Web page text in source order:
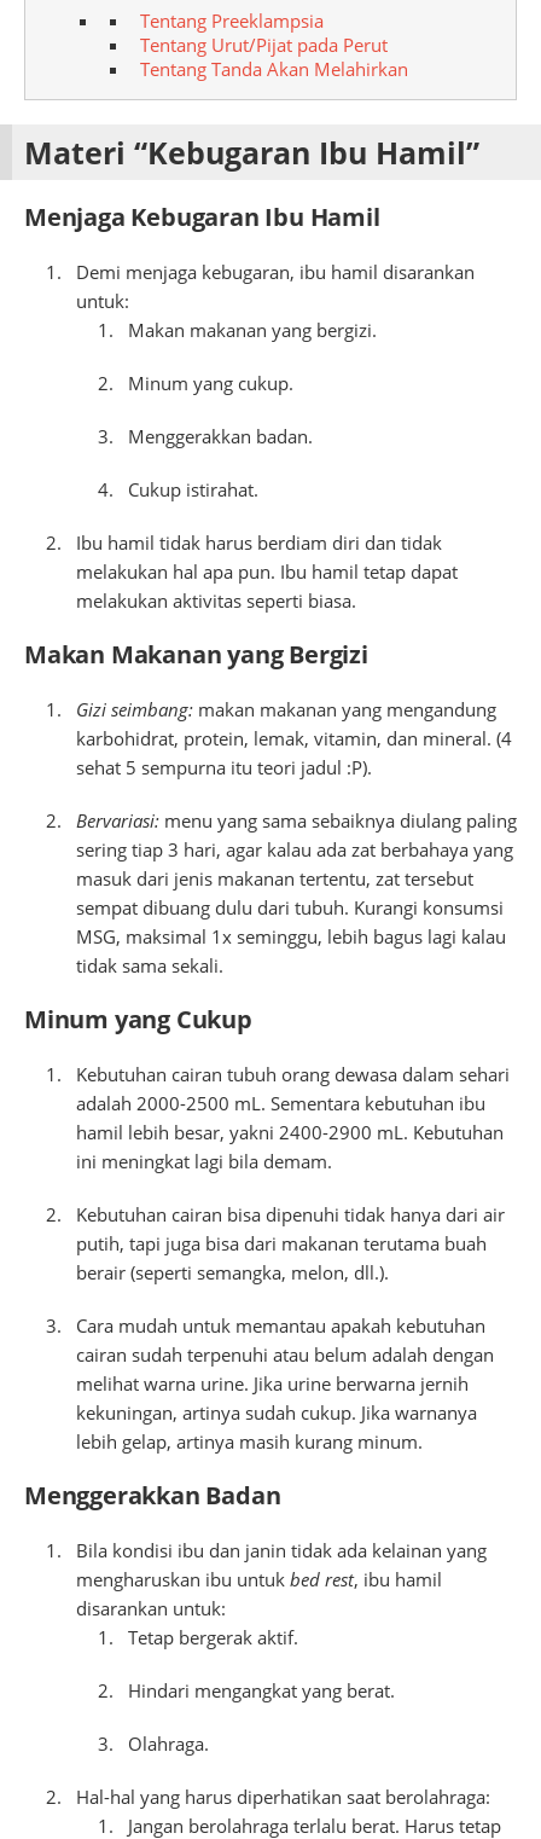
Tentang Preeklampsia
Tentang Urut/Pijat pada Perut
Tentang Tanda Akan Melahirkan
Materi “Kebugaran Ibu Hamil”
Menjaga Kebugaran Ibu Hamil
Demi menjaga kebugaran, ibu hamil disarankan
untuk:
Makan makanan yang bergizi.
Minum yang cukup.
Menggerakkan badan.
Cukup istirahat.
Ibu hamil tidak harus berdiam diri dan tidak
melakukan hal apa pun. Ibu hamil tetap dapat
melakukan aktivitas seperti biasa.
Makan Makanan yang Bergizi
Gizi seimbang: makan makanan yang mengandung
karbohidrat, protein, lemak, vitamin, dan mineral. (4
sehat 5 sempurna itu teori jadul :P).
Bervariasi: menu yang sama sebaiknya diulang paling
sering tiap 3 hari, agar kalau ada zat berbahaya yang
masuk dari jenis makanan tertentu, zat tersebut
sempat dibuang dulu dari tubuh. Kurangi konsumsi
MSG, maksimal 1x seminggu, lebih bagus lagi kalau
tidak sama sekali.
Minum yang Cukup
Kebutuhan cairan tubuh orang dewasa dalam sehari
adalah 2000-2500 mL. Sementara kebutuhan ibu
hamil lebih besar, yakni 2400-2900 mL. Kebutuhan
ini meningkat lagi bila demam.
Kebutuhan cairan bisa dipenuhi tidak hanya dari air
putih, tapi juga bisa dari makanan terutama buah
berair (seperti semangka, melon, dll.).
Cara mudah untuk memantau apakah kebutuhan
cairan sudah terpenuhi atau belum adalah dengan
melihat warna urine. Jika urine berwarna jernih
kekuningan, artinya sudah cukup. Jika warnanya
lebih gelap, artinya masih kurang minum.
Menggerakkan Badan
Bila kondisi ibu dan janin tidak ada kelainan yang
mengharuskan ibu untuk bed rest, ibu hamil
disarankan untuk:
Tetap bergerak aktif.
Hindari mengangkat yang berat.
Olahraga.
Hal-hal yang harus diperhatikan saat berolahraga:
Jangan berolahraga terlalu berat. Harus tetap